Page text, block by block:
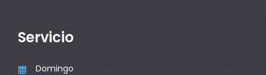
Servicio
 Domingo